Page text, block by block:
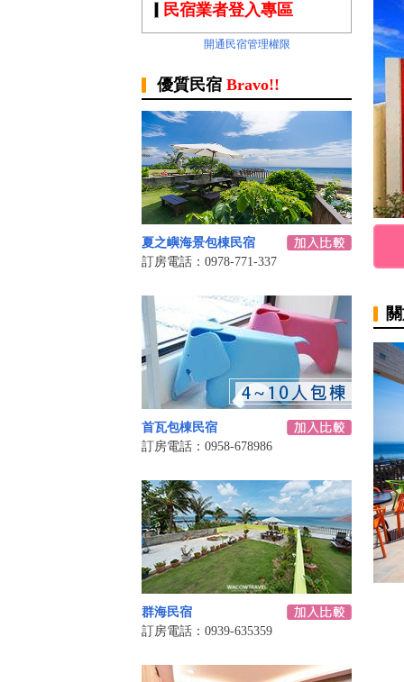
民宿業者登入專區
開通民宿管理權限
優質民宿 Bravo!!
夏之嶼海景包棟民宿
訂房電話：0978-771-337
首瓦包棟民宿
訂房電話：0958-678986
群海民宿
訂房電話：0939-635359